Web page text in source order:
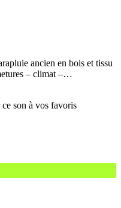
ancien en bois et tissu
– climat –…